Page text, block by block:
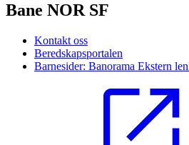
Bane NOR SF
Kontakt oss
Beredskapsportalen
Barnesider: Banorama Ekstern